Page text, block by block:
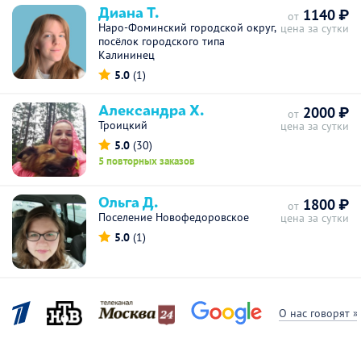
Диана Т.
Наро-Фоминский городской округ,
посёлок городского типа
Калининец
5.0 (1)
от 1140 ₽
цена за сутки
Александра Х.
Троицкий
5.0 (30)
5 повторных заказов
от 2000 ₽
цена за сутки
Ольга Д.
Поселение Новофедоровское
5.0 (1)
от 1800 ₽
цена за сутки
О нас говорят »